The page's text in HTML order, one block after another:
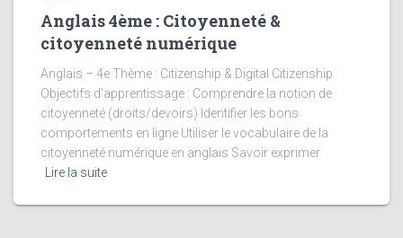
Anglais 4ème : Citoyenneté &
citoyenneté numérique
Anglais – 4e Thème : Citizenship & Digital Citizenship
Objectifs d’apprentissage : Comprendre la notion de
citoyenneté (droits/devoirs) Identifier les bons
comportements en ligne Utiliser le vocabulaire de la
citoyenneté numérique en anglais Savoir exprimer
Lire la suite